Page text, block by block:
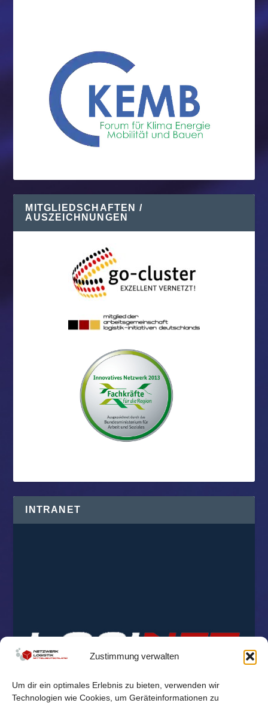
Zustimmung verwalten
Um dir ein optimales Erlebnis zu bieten, verwenden wir
Technologien wie Cookies, um Geräteinformationen zu
MITGLIEDSCHAFTEN /
AUSZEICHNUNGEN
INTRANET